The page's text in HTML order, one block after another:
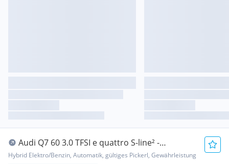
Audi Q7 60 3.0 TFSI e quattro S-line² -
Panorama-Lase...
Hybrid Elektro/Benzin, Automatik, gültiges Pickerl, Gewährleistung